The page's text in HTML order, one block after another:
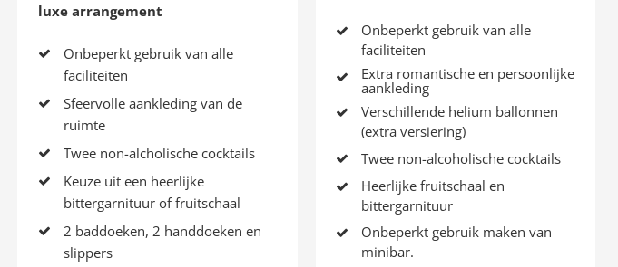
luxe arrangement
Onbeperkt gebruik van alle
faciliteiten
Sfeervolle aankleding van de
ruimte
Twee non-alcholische cocktails
Keuze uit een heerlijke
bittergarnituur of fruitschaal
2 baddoeken, 2 handdoeken en
slippers
Onbeperkt gebruik van alle
faciliteiten
Extra romantische en persoonlijke
aankleding
Verschillende helium ballonnen
(extra versiering)
Twee non-alcoholische cocktails
Heerlijke fruitschaal en
bittergarnituur
Onbeperkt gebruik maken van
minibar.